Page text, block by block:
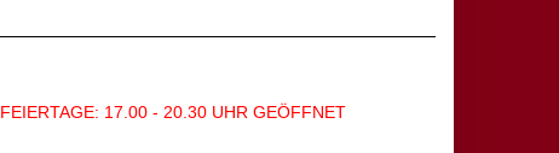
FEIERTAGE: 17.00 - 20.30 UHR GEÖFFNET